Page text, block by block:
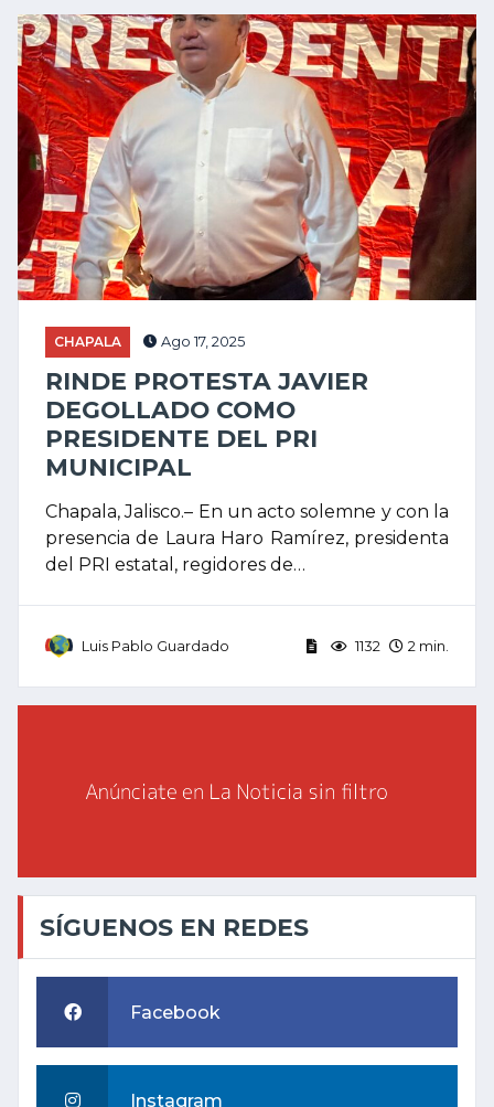
CHAPALA Ago 17, 2025
RINDE PROTESTA JAVIER
DEGOLLADO COMO
PRESIDENTE DEL PRI
MUNICIPAL
Chapala, Jalisco.– En un acto solemne y con la
presencia de Laura Haro Ramírez, presidenta
del PRI estatal, regidores de…
Luis Pablo Guardado 1132 2 min.
SÍGUENOS EN REDES
Facebook
Instagram